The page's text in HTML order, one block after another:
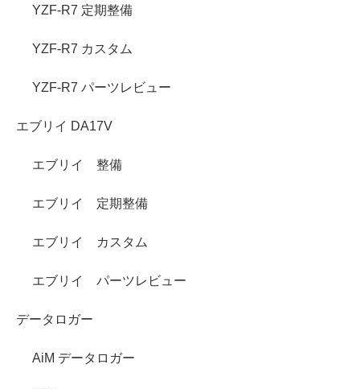
YZF-R7 定期整備
YZF-R7 カスタム
YZF-R7 パーツレビュー
エブリイ DA17V
エブリイ 整備
エブリイ 定期整備
エブリイ カスタム
エブリイ パーツレビュー
データロガー
AiM データロガー